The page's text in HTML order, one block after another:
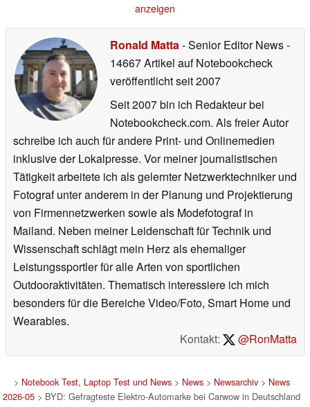
anzeigen
Ronald Matta - Senior Editor News-
14667 Artikel auf Notebookcheck
veröffentlichtseit 2007
Seit 2007 bin ich Redakteur bei
Notebookcheck.com. Als freier Autor
schreibe ich auch für andere Print- und Onlinemedien
inklusive der Lokalpresse. Vor meiner journalistischen
Tätigkeit arbeitete ich als gelernter Netzwerktechniker und
Fotograf unter anderem in der Planung und Projektierung
von Firmennetzwerken sowie als Modefotograf in
Mailand. Neben meiner Leidenschaft für Technik und
Wissenschaft schlägt mein Herz als ehemaliger
Leistungssportler für alle Arten von sportlichen
Outdooraktivitäten. Thematisch interessiere ich mich
besonders für die Bereiche Video/Foto, Smart Home und
Wearables.
Kontakt:
@RonMatta
> Notebook Test, Laptop Test und News> News> Newsarchiv> News
2026-05 > BYD: Gefragteste Elektro-Automarke bei Carwow in Deutschland